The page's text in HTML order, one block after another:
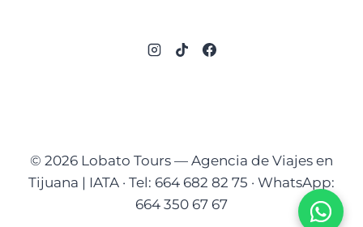
© 2026 Lobato Tours — Agencia de Viajes en
Tijuana | IATA · Tel: 664 682 82 75 · WhatsApp:
664 350 67 67